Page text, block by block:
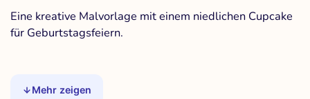
Eine kreative Malvorlage mit einem niedlichen Cupcake
für Geburtstagsfeiern.
Mehr zeigen